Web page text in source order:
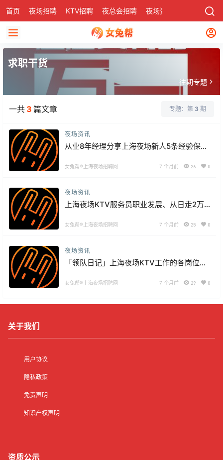
首页 夜场招聘 KTV招聘 夜总会招聘 夜场资讯 社区
求职干货
往期专题
一共 3 篇文章 专题：第 3 期
夜场资讯
从业8年经理分享上海夜场新人5条经验保你
女兔帮®上海夜场招聘网 7 个月前 26 0
夜场资讯
上海夜场KTV服务员职业发展、从日走2万
女兔帮®上海夜场招聘网 7 个月前 25 0
夜场资讯
「领队日记」上海夜场KTV工作的各岗位上
女兔帮®上海夜场招聘网 7 个月前 29 0
关于我们
用户协议
隐私政策
免责声明
知识产权声明
资质公示